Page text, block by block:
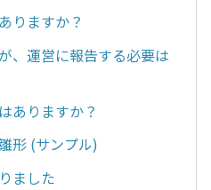
りますか？
、運営に報告する必要は
ありますか？
形 (サンプル)
ました